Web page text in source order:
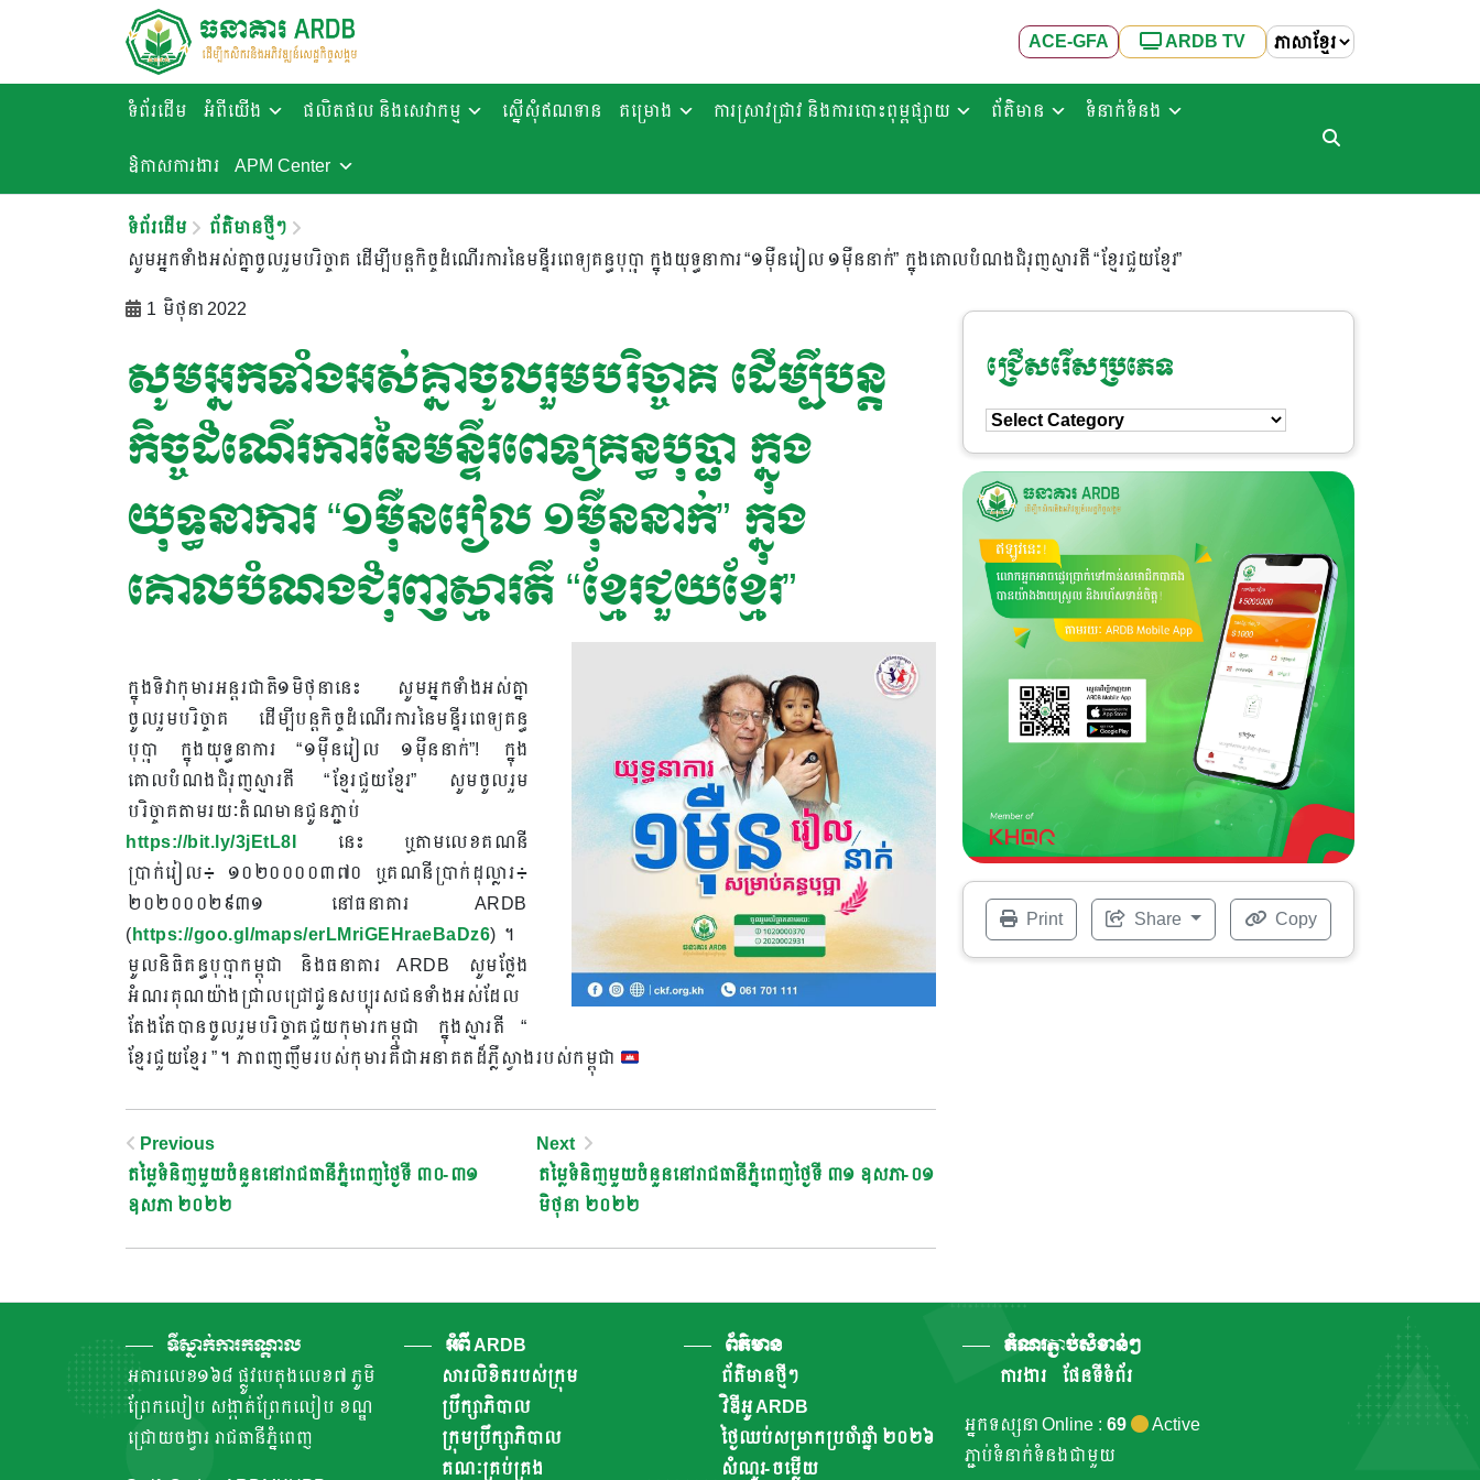
ACE-GFA ARDB TV
ទំព័រដើម អំពីយើង ផលិតផល និងសេវាកម្ម ស្នើសុំឥណទាន គម្រោង ការស្រាវជ្រាវ និងការបោះពុម្ពផ្សាយ ព័ត៌មាន ទំនាក់ទំនង
ឱកាសការងារ​ APM Center
ទំព័រដើម
ព័ត៌មានថ្មីៗ
សូមអ្នកទាំងអស់គ្នាចូលរួមបរិច្ចាគ ដើម្បីបន្តកិច្ចដំណើរការនៃមន្ទីរពេទ្យគន្ធបុប្ផា ក្នុងយុទ្ធនាការ “១ម៉ឺនរៀល ១ម៉ឺននាក់” ក្នុងគោលបំណងជំរុញស្មារតី “ខ្មែរជួយខ្មែរ”
1 មិថុនា 2022
សូមអ្នកទាំងអស់គ្នាចូលរួមបរិច្ចាគ ដើម្បីបន្ត
កិច្ចដំណើរការនៃមន្ទីរពេទ្យគន្ធបុប្ផា ក្នុង
យុទ្ធនាការ “១ម៉ឺនរៀល ១ម៉ឺននាក់” ក្នុង
គោលបំណងជំរុញស្មារតី “ខ្មែរជួយខ្មែរ”
ក្នុងទិវាកុមារអន្តរជាតិ១មិថុនានេះ សូមអ្នកទាំងអស់គ្នា
ចូលរួមបរិច្ចាគ ដើម្បីបន្តកិច្ចដំណើរការនៃមន្ទីរពេទ្យគន្ធ
បុប្ផា ក្នុងយុទ្ធនាការ “១ម៉ឺនរៀល ១ម៉ឺននាក់”! ក្នុង
គោលបំណងជំរុញស្មារតី “ខ្មែរជួយខ្មែរ” សូមចូលរួម
បរិច្ចាគតាមរយៈតំណមានជូនភ្ជាប់
https://bit.ly/3jEtL8I
នេះ ឬតាមលេខគណនី
ប្រាក់រៀល៖ ១០២០០០០៣៧០ ឬគណនីប្រាក់ដុល្លារ៖
២០២០០០២៩៣១ នៅធនាគារ ARDB
( https://goo.gl/maps/erLMriGEHraeBaDz6) ។
មូលនិធិគន្ធបុប្ផាកម្ពុជា និងធនាគារ ARDB សូមថ្លែង
អំណរគុណយ៉ាងជ្រាលជ្រៅជូនសប្បុរសជនទាំងអស់ដែល
តែងតែបានចូលរួមបរិច្ចាគជួយកុមារកម្ពុជា ក្នុងស្មារតី “
ខ្មែរជួយខ្មែរ ”។ ភាពញញឹមរបស់កុមារគឺជាអនាគតដ៏ភ្លឺស្វាងរបស់កម្ពុជា
Post
Navigation
Previous
តម្លៃទំនិញមួយចំនួននៅរាជធានីភ្នំពេញថ្ងៃទី ៣០-៣១
ឧសភា ២០២២
Next
តម្លៃទំនិញមួយចំនួននៅរាជធានីភ្នំពេញថ្ងៃទី ៣១ ឧសភា​-០១
មិថុនា ២០២២
ជ្រើសរើសប្រភេទ
ជ្រើសរើស
ប្រភេទ
Print Share Copy
ទីស្នាក់ការកណ្តាល
អគារលេខ១៦៨ ផ្លូវបេតុងលេខ៧ ភូមិ
ព្រែកលៀប សង្កាត់ព្រែកលៀប ខណ្ឌ
ជ្រោយចង្វារ រាជធានីភ្នំពេញ
អំពី ARDB
សារលិខិតរបស់ក្រុម
ប្រឹក្សាភិបាល
ក្រុមប្រឹក្សាភិបាល
គណៈគ្រប់គ្រង
ព័ត៌មាន
ព័ត៌មានថ្មីៗ
វិឌីអូ ARDB
ថ្ងៃឈប់សម្រាកប្រចាំឆ្នាំ ២០២៦
សំណួរ-ចម្លើយ
តំណរភ្ជាប់សំខាន់ៗ
ការងារ
ផែនទីទំព័រ
អ្នកទស្សនា Online : 69
Active
ភ្ជាប់ទំនាក់ទំនងជាមួយ